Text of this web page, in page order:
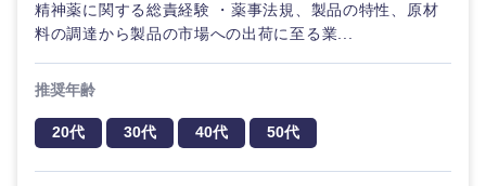
精神薬に関する総責経験 ・薬事法規、製品の特性、原材
料の調達から製品の市場への出荷に至る業...
推奨年齢
20代 30代 40代 50代